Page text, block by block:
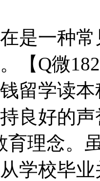
是一种
【Q微
留学读
良好的
育理念。
学校毕